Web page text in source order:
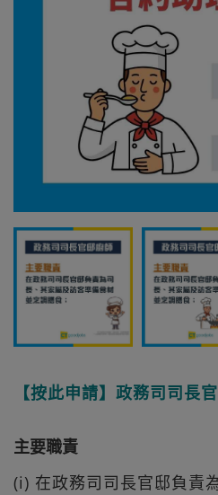
【按此申請】政務司司長
主要職責
(i) 在政務司司長官邸負責